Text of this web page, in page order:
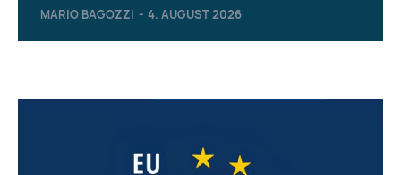
MARIO BAGOZZI - 4. AUGUST 2026